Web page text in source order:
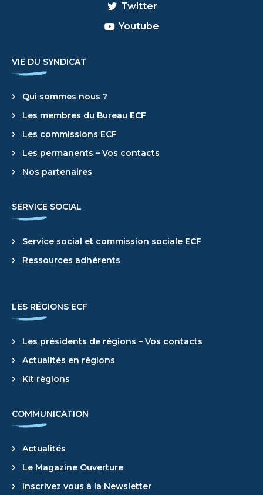
Twitter
Youtube
VIE DU SYNDICAT
Qui sommes nous ?
Les membres du Bureau ECF
Les commissions ECF
Les permanents – Vos contacts
Nos partenaires
SERVICE SOCIAL
Service social et commission sociale ECF
Ressources adhérents
LES RÉGIONS ECF
Les présidents de régions – Vos contacts
Actualités en régions
Kit régions
COMMUNICATION
Actualités
Le Magazine Ouverture
Inscrivez vous à la Newsletter